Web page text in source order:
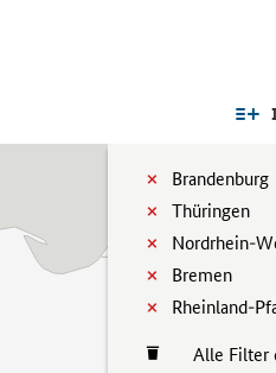
Brandenburg
Thüringen
Nordrhein-
Bremen
Rheinland-
Alle Filter